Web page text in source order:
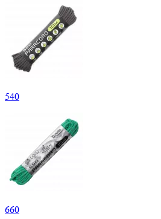
540
660